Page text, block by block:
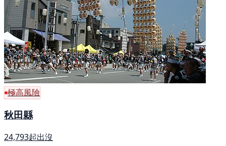
極高風險
秋田縣
24,793起出沒